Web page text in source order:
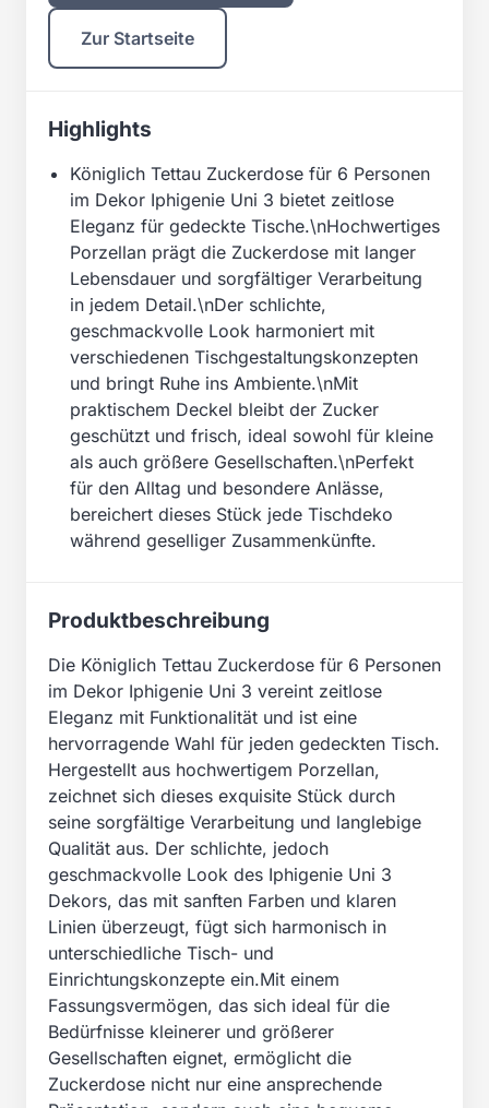
Zur Startseite
Highlights
Königlich Tettau Zuckerdose für 6 Personen
im Dekor Iphigenie Uni 3 bietet zeitlose
Eleganz für gedeckte Tische.\nHochwertiges
Porzellan prägt die Zuckerdose mit langer
Lebensdauer und sorgfältiger Verarbeitung
in jedem Detail.\nDer schlichte,
geschmackvolle Look harmoniert mit
verschiedenen Tischgestaltungskonzepten
und bringt Ruhe ins Ambiente.\nMit
praktischem Deckel bleibt der Zucker
geschützt und frisch, ideal sowohl für kleine
als auch größere Gesellschaften.\nPerfekt
für den Alltag und besondere Anlässe,
bereichert dieses Stück jede Tischdeko
während geselliger Zusammenkünfte.
Produktbeschreibung
Die Königlich Tettau Zuckerdose für 6 Personen
im Dekor Iphigenie Uni 3 vereint zeitlose
Eleganz mit Funktionalität und ist eine
hervorragende Wahl für jeden gedeckten Tisch.
Hergestellt aus hochwertigem Porzellan,
zeichnet sich dieses exquisite Stück durch
seine sorgfältige Verarbeitung und langlebige
Qualität aus. Der schlichte, jedoch
geschmackvolle Look des Iphigenie Uni 3
Dekors, das mit sanften Farben und klaren
Linien überzeugt, fügt sich harmonisch in
unterschiedliche Tisch- und
Einrichtungskonzepte ein.Mit einem
Fassungsvermögen, das sich ideal für die
Bedürfnisse kleinerer und größerer
Gesellschaften eignet, ermöglicht die
Zuckerdose nicht nur eine ansprechende